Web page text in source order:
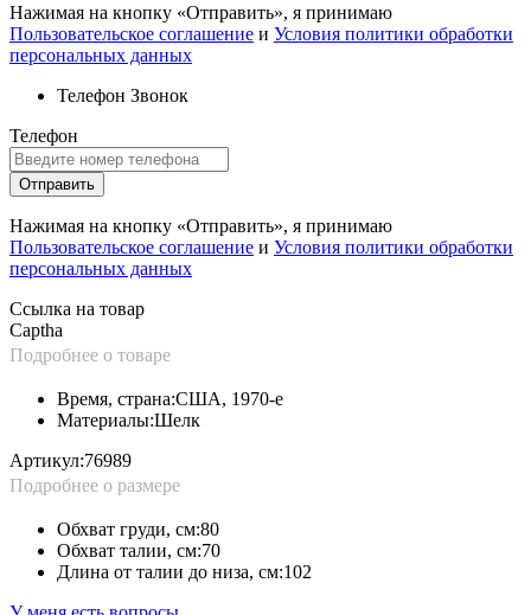
Нажимая на кнопку «Отправить», я принимаю
Пользовательское соглашение и Условия политики обработки
персональных данных
Телефон Звонок
Телефон
Отправить
Нажимая на кнопку «Отправить», я принимаю
Пользовательское соглашение и Условия политики обработки
персональных данных
Ссылка на товар
Captha
Подробнее о товаре
Материалы:Шелк
Время, страна:США, 1970-е
Артикул:76989
Подробнее о размере
Длина от талии до низа, см:102
Обхват талии, см:70
Обхват груди, см:80